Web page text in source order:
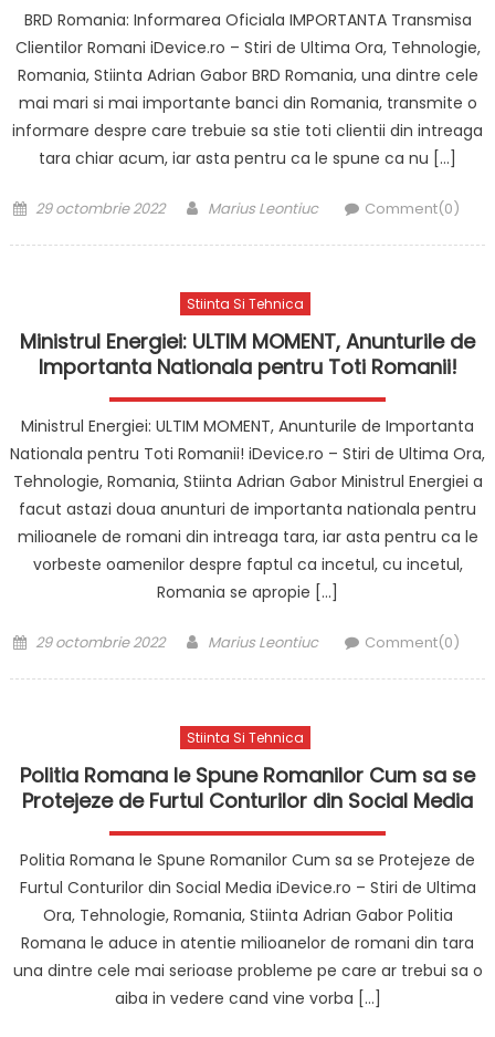
BRD Romania: Informarea Oficiala IMPORTANTA Transmisa
Clientilor Romani iDevice.ro – Stiri de Ultima Ora, Tehnologie,
Romania, Stiinta Adrian Gabor BRD Romania, una dintre cele
mai mari si mai importante banci din Romania, transmite o
informare despre care trebuie sa stie toti clientii din intreaga
tara chiar acum, iar asta pentru ca le spune ca nu […]
Posted
29 octombrie 2022 Author
Marius Leontiuc Comment(0)
Stiinta Si Tehnica
Ministrul Energiei: ULTIM MOMENT, Anunturile de
Importanta Nationala pentru Toti Romanii!
Ministrul Energiei: ULTIM MOMENT, Anunturile de Importanta
Nationala pentru Toti Romanii! iDevice.ro – Stiri de Ultima Ora,
Tehnologie, Romania, Stiinta Adrian Gabor Ministrul Energiei a
facut astazi doua anunturi de importanta nationala pentru
milioanele de romani din intreaga tara, iar asta pentru ca le
vorbeste oamenilor despre faptul ca incetul, cu incetul,
Romania se apropie […]
Posted
29 octombrie 2022 Author
Marius Leontiuc Comment(0)
Stiinta Si Tehnica
Politia Romana le Spune Romanilor Cum sa se
Protejeze de Furtul Conturilor din Social Media
Politia Romana le Spune Romanilor Cum sa se Protejeze de
Furtul Conturilor din Social Media iDevice.ro – Stiri de Ultima
Ora, Tehnologie, Romania, Stiinta Adrian Gabor Politia
Romana le aduce in atentie milioanelor de romani din tara
una dintre cele mai serioase probleme pe care ar trebui sa o
aiba in vedere cand vine vorba […]